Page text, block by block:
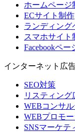
ホームページ
ECサイト制作
ランディング
スマホサイト
Facebookペー
インターネット広
SEO対策
リスティング
WEBコンサ
WEBプロモ
SNSマーケテ